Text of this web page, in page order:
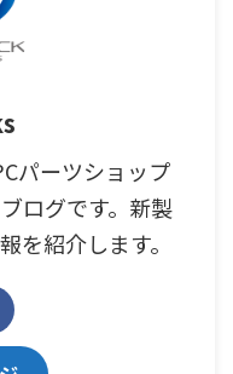
パーツショップ
ブログです。新製
を紹介します。